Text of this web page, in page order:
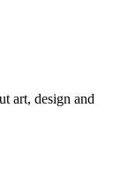
art, design and